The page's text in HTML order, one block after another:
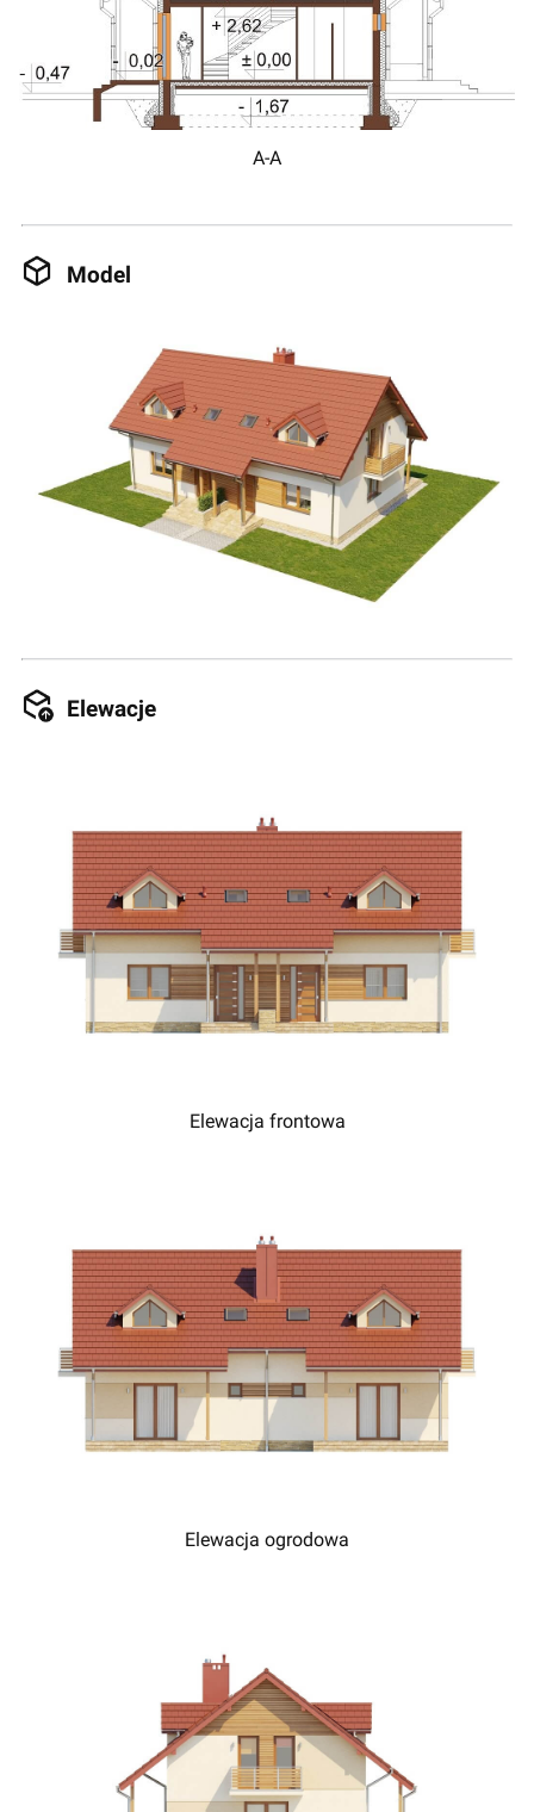
A-A
Model
Elewacje
Elewacja frontowa
Elewacja ogrodowa